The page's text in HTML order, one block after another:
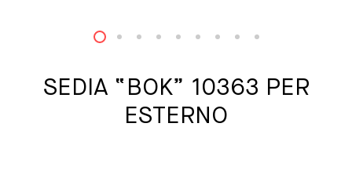
SEDIA “BOK” 10363 PER
ESTERNO